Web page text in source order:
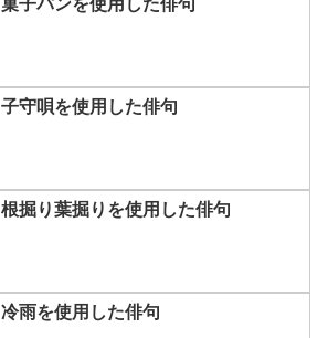
子守唄を使用した俳句
根掘り葉掘りを使用した俳句
冷雨を使用した俳句